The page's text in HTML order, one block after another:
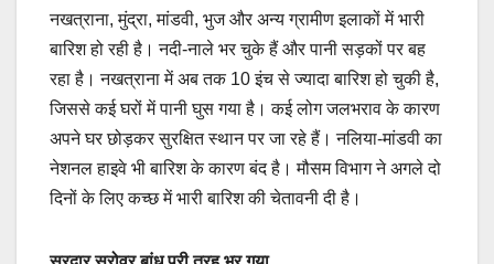
नखत्राना, मुंद्रा, मांडवी, भुज और अन्य ग्रामीण इलाकों में भारी
बारिश हो रही है। नदी-नाले भर चुके हैं और पानी सड़कों पर बह
रहा है। नखत्राना में अब तक 10 इंच से ज्यादा बारिश हो चुकी है,
जिससे कई घरों में पानी घुस गया है। कई लोग जलभराव के कारण
अपने घर छोड़कर सुरक्षित स्थान पर जा रहे हैं। नलिया-मांडवी का
नेशनल हाइवे भी बारिश के कारण बंद है। मौसम विभाग ने अगले दो
दिनों के लिए कच्छ में भारी बारिश की चेतावनी दी है।